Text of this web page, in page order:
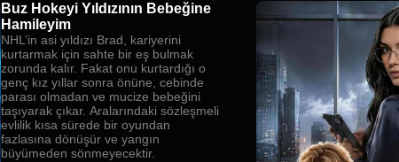
Buz Hokeyi Yıldızının Bebeğine
Hamileyim
NHL’in asi yıldızı Brad, kariyerini
kurtarmak için sahte bir eş bulmak
zorunda kalır. Fakat onu kurtardığı o
genç kız yıllar sonra önüne, cebinde
parası olmadan ve mucize bebeğini
taşıyarak çıkar. Aralarındaki sözleşmeli
evlilik kısa sürede bir oyundan
fazlasına dönüşür ve yangın
büyümeden sönmeyecektir.